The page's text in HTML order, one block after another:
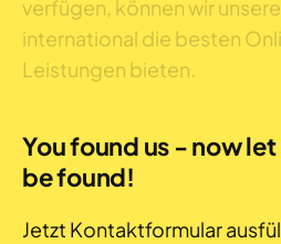
verfügen, können wir
international die besten
Leistungen bieten.
You found us - now
be found!
Jetzt Kontaktformular